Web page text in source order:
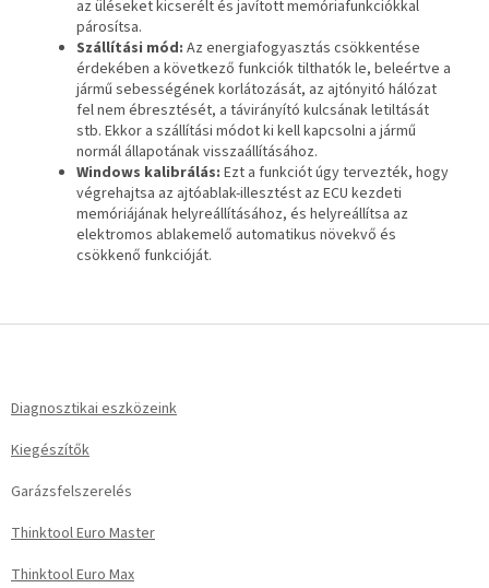
az üléseket kicserélt és javított memóriafunkciókkal
párosítsa.
Szállítási mód: Az energiafogyasztás csökkentése
érdekében a következő funkciók tilthatók le, beleértve a
jármű sebességének korlátozását, az ajtónyitó hálózat
fel nem ébresztését, a távirányító kulcsának letiltását
stb. Ekkor a szállítási módot ki kell kapcsolni a jármű
normál állapotának visszaállításához.
Windows kalibrálás: Ezt a funkciót úgy tervezték, hogy
végrehajtsa az ajtóablak-illesztést az ECU kezdeti
memóriájának helyreállításához, és helyreállítsa az
elektromos ablakemelő automatikus növekvő és
csökkenő funkcióját.
Diagnosztikai eszközeink
Kiegészítők
Garázsfelszerelés
Thinktool Euro Master
Thinktool Euro Max